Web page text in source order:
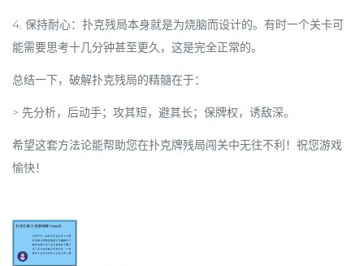
4. 保持耐心：扑克残局本身就是为烧脑而设计的。有时一个关卡可
能需要思考十几分钟甚至更久，这是完全正常的。
总结一下，破解扑克残局的精髓在于：
> 先分析，后动手；攻其短，避其长；保牌权，诱敌深。
希望这套方法论能帮助您在扑克牌残局闯关中无往不利！祝您游戏
愉快！